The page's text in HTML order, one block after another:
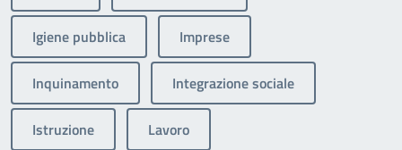
Igiene pubblica Imprese
Inquinamento Integrazione sociale
Istruzione Lavoro